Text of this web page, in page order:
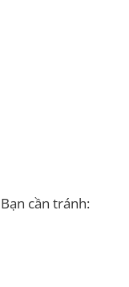
cần tránh: